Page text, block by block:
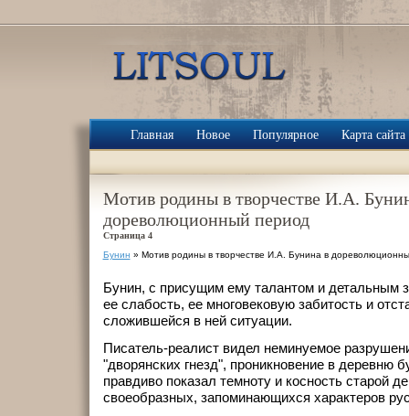
Главная Новое Популярное Карта сайта
Мотив родины в творчестве И.А.
дореволюционный период
Страница 4
Бунин » Мотив родины в творчестве И.А. Бунина в
Бунин, с присущим ему талантом и детальным
ее слабость, ее многовековую забитость и
сложившейся в ней ситуации.
Писатель-реалист видел неминуемое
"дворянских гнезд", проникновение в деревню
правдиво показал темноту и косность старой
своеобразных, запоминающихся характеров